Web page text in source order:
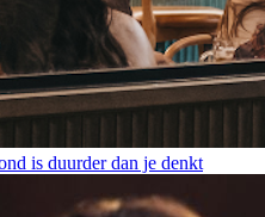
is duurder dan je denkt